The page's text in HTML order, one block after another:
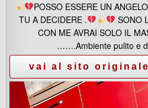
POSSO ESSERE UN
TU A DECIDERE .
SONO
CON ME AVRAI SOLO IL
…….Ambiente pulito e